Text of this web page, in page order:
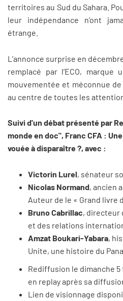
territoires au Sud du Sahara.
leur indépendance n’ont
étrange.
L’annonce surprise en
remplacé par l’ECO,
mouvementée et méconnue
au centre de toutes les
Suivi d'un débat présenté par
monde en doc", Franc CFA :
vouée à disparaître ?, avec :
Victorin Lurel, sénateur
Nicolas Normand, ancien
Auteur de le « Grand livre
Bruno Cabrillac, directeur
et des relations
Amzat Boukari-Yabara,
Unite, une histoire du
Rediffusion le dimanche
en replay après sa
Lien de visionnage